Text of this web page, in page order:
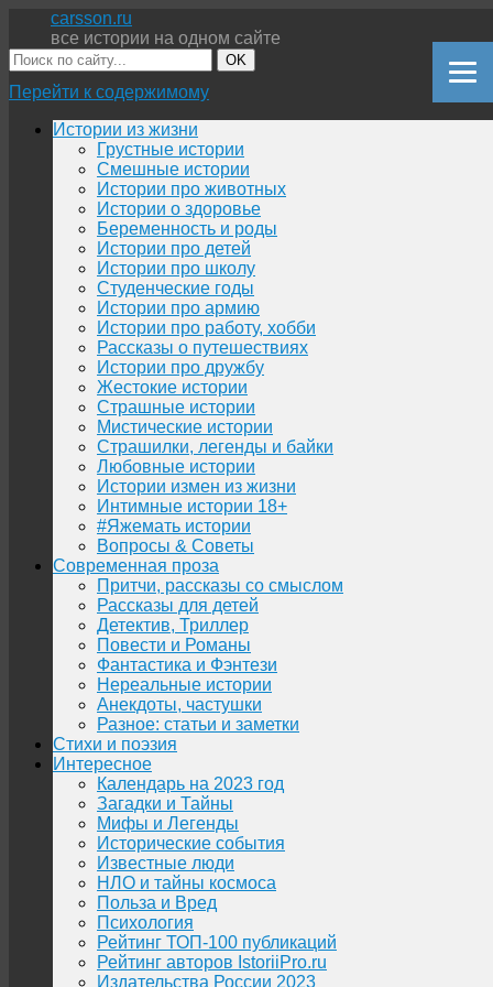
carsson.ru
все истории на одном сайте
OK
Перейти к содержимому
Истории из жизни
Грустные истории
Смешные истории
Истории про животных
Истории о здоровье
Беременность и роды
Истории про детей
Истории про школу
Студенческие годы
Истории про армию
Истории про работу, хобби
Рассказы о путешествиях
Истории про дружбу
Жестокие истории
Страшные истории
Мистические истории
Страшилки, легенды и байки
Любовные истории
Истории измен из жизни
Интимные истории 18+
#Яжемать истории
Вопросы & Советы
Современная проза
Притчи, рассказы со смыслом
Рассказы для детей
Детектив, Триллер
Повести и Романы
Фантастика и Фэнтези
Нереальные истории
Анекдоты, частушки
Разное: статьи и заметки
Стихи и поэзия
Интересное
Календарь на 2023 год
Загадки и Тайны
Мифы и Легенды
Исторические события
Известные люди
НЛО и тайны космоса
Польза и Вред
Психология
Рейтинг ТОП-100 публикаций
Рейтинг авторов IstoriiPro.ru
Издательства России 2023